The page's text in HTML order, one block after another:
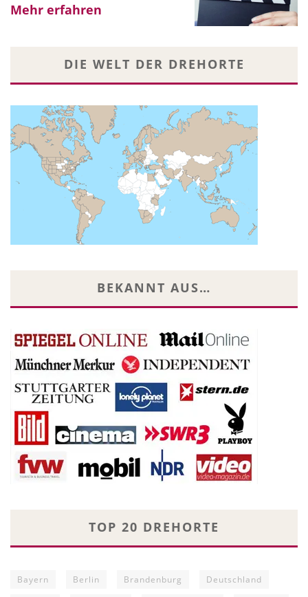
Mehr erfahren
DIE WELT DER DREHORTE
BEKANNT AUS…
TOP 20 DREHORTE
Bayern Berlin Brandenburg Deutschland